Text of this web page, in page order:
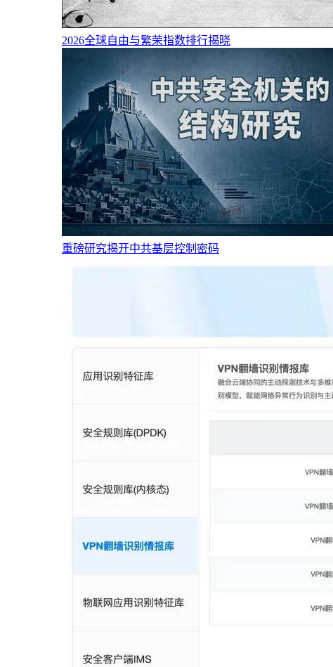
2026全球自由与繁荣指数排行揭晓
重磅研究揭开中共基层控制密码